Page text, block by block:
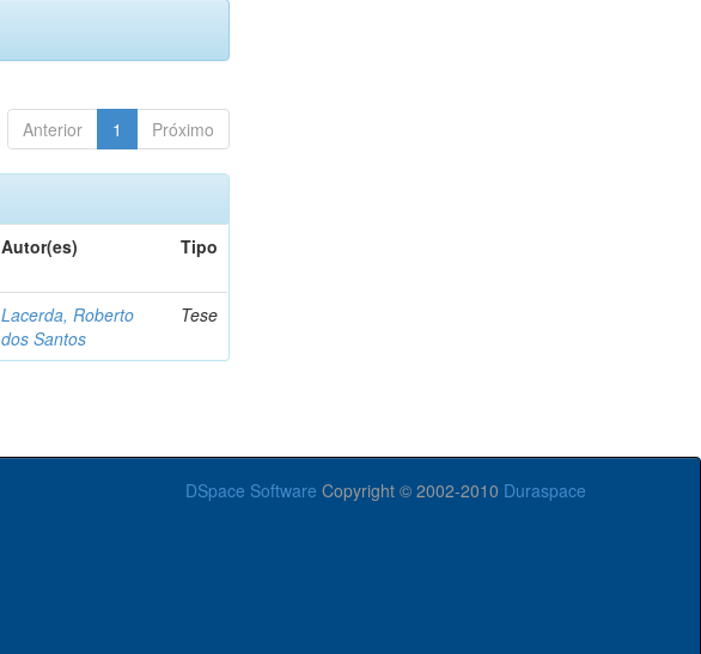
Anterior 1 Próximo
Autor(es) Tipo
Lacerda, Roberto
dos Santos
Tese
DSpace Software Copyright © 2002-2010 Duraspace